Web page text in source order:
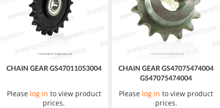
CHAIN GEAR GS47011053004
Please log in to view product
prices.
CHAIN GEAR GS47075474004
GS47075474004
Please log in to view product
prices.